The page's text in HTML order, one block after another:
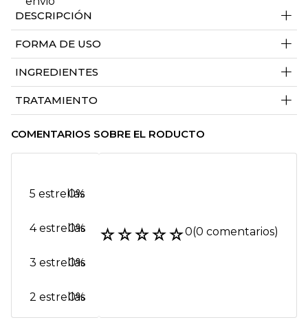
DESCRIPCIÓN +
FORMA DE USO +
INGREDIENTES +
TRATAMIENTO +
COMENTARIOS SOBRE EL RODUCTO
☆☆☆☆☆0(0 comentarios)
5 estrellas
0%
4 estrellas
0%
3 estrellas
0%
2 estrellas
0%